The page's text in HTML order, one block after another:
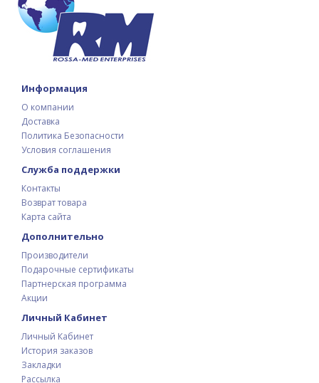
Информация
О компании
Доставка
Политика Безопасности
Условия соглашения
Служба поддержки
Контакты
Возврат товара
Карта сайта
Дополнительно
Производители
Подарочные сертификаты
Партнерская программа
Акции
Личный Кабинет
Личный Кабинет
История заказов
Закладки
Рассылка